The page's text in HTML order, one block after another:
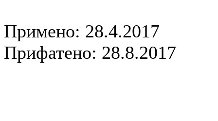
Примено: 28.4.2017
Прифатено: 28.8.2017